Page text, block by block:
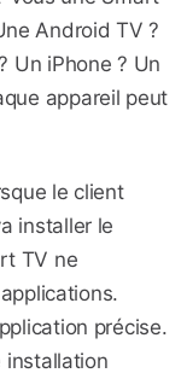
Android TV ?
Un iPhone ? Un
appareil peut
le client
installer le
TV ne
précise.
installation